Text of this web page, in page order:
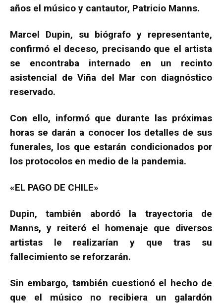
años el músico y cantautor, Patricio Manns.
Marcel Dupin, su biógrafo y representante,
confirmó el deceso, precisando que el artista
se encontraba internado en un recinto
asistencial de Viña del Mar con diagnóstico
reservado.
Con ello, informó que durante las próximas
horas se darán a conocer los detalles de sus
funerales, los que estarán condicionados por
los protocolos en medio de la pandemia.
«EL PAGO DE CHILE»
Dupin, también abordó la trayectoria de
Manns, y reiteró el homenaje que diversos
artistas le realizarían y que tras su
fallecimiento se reforzarán.
Sin embargo, también cuestionó el hecho de
que el músico no recibiera un galardón